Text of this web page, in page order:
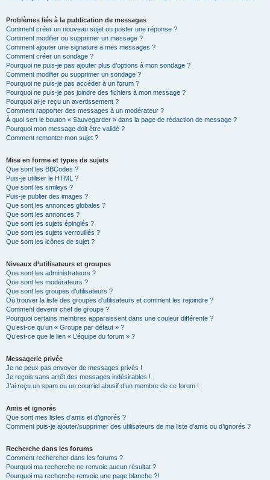
Problèmes liés à la publication de messages
Comment créer un nouveau sujet ou poster une réponse ?
Comment modifier ou supprimer un message ?
Comment ajouter une signature à mes messages ?
Comment créer un sondage ?
Pourquoi ne puis-je pas ajouter plus d’options à mon sondage ?
Comment modifier ou supprimer un sondage ?
Pourquoi ne puis-je pas accéder à un forum ?
Pourquoi ne puis-je pas joindre des fichiers à mon message ?
Pourquoi ai-je reçu un avertissement ?
Comment rapporter des messages à un modérateur ?
À quoi sert le bouton « Sauvegarder » dans la page de rédaction de message ?
Pourquoi mon message doit être validé ?
Comment remonter mon sujet ?
Mise en forme et types de sujets
Que sont les BBCodes ?
Puis-je utiliser le HTML ?
Que sont les smileys ?
Puis-je publier des images ?
Que sont les annonces globales ?
Que sont les annonces ?
Que sont les sujets épinglés ?
Que sont les sujets verrouillés ?
Que sont les icônes de sujet ?
Niveaux d’utilisateurs et groupes
Que sont les administrateurs ?
Que sont les modérateurs ?
Que sont les groupes d’utilisateurs ?
Où trouver la liste des groupes d’utilisateurs et comment les rejoindre ?
Comment devenir chef de groupe ?
Pourquoi certains membres apparaissent dans une couleur différente ?
Qu’est-ce qu’un « Groupe par défaut » ?
Qu’est-ce que le lien « L’équipe du forum » ?
Messagerie privée
Je ne peux pas envoyer de messages privés !
Je reçois sans arrêt des messages indésirables !
J’ai reçu un spam ou un courriel abusif d’un membre de ce forum !
Amis et ignorés
Que sont mes listes d’amis et d’ignorés ?
Comment puis-je ajouter/supprimer des utilisateurs de ma liste d’amis ou d’ignorés ?
Recherche dans les forums
Comment rechercher dans les forums ?
Pourquoi ma recherche ne renvoie aucun résultat ?
Pourquoi ma recherche renvoie une page blanche ?!